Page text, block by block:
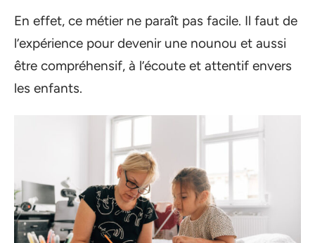
En effet, ce métier ne paraît pas facile. Il faut de
l’expérience pour devenir une nounou et aussi
être compréhensif, à l’écoute et attentif envers
les enfants.